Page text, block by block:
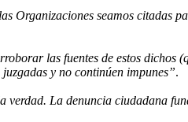
Organizaciones seamos citadas
las fuentes de estos dichos
y no continúen impunes”.
La denuncia ciudadana